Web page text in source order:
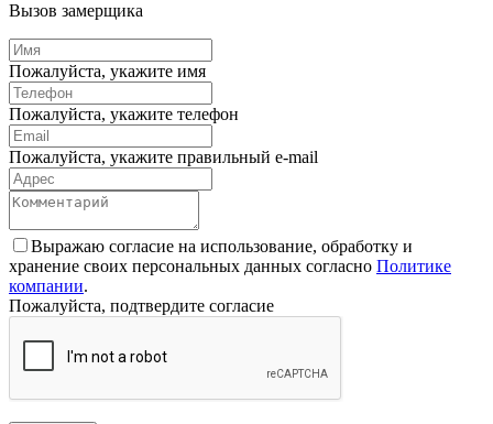
Вызов замерщика
Пожалуйста, укажите имя
Пожалуйста, укажите телефон
Пожалуйста, укажите правильный e-mail
Выражаю согласие на использование, обработку и
хранение своих персональных данных согласно Политике
компании.
Пожалуйста, подтвердите согласие